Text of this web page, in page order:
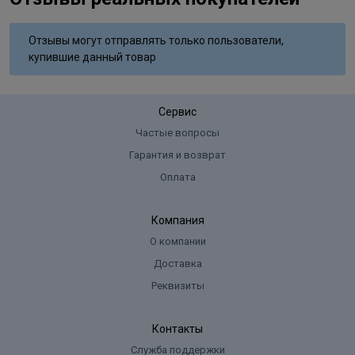
Отзывы могут отправлять только пользователи,
купившие данный товар
Сервис
Частые вопросы
Гарантия и возврат
Оплата
Компания
О компании
Доставка
Реквизиты
Контакты
Служба поддержки